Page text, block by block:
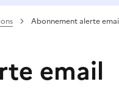
Abonnement alerte
email